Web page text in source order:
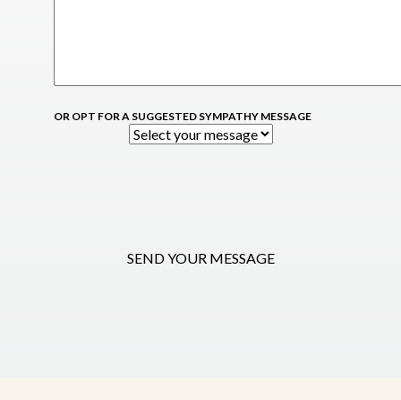
OR OPT FOR A SUGGESTED SYMPATHY MESSAGE
SEND YOUR MESSAGE